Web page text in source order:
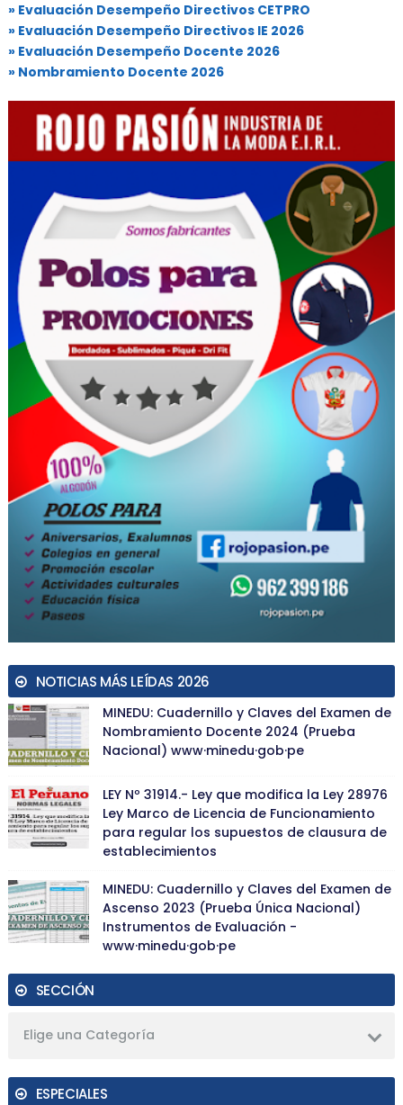
» Evaluación Desempeño Directivos CETPRO
» Evaluación Desempeño Directivos IE 2026
» Evaluación Desempeño Docente 2026
» Nombramiento Docente 2026
NOTICIAS MÁS LEÍDAS 2026
MINEDU: Cuadernillo y Claves del Examen de
Nombramiento Docente 2024 (Prueba
Nacional) www·minedu·gob·pe
LEY Nº 31914.- Ley que modifica la Ley 28976
Ley Marco de Licencia de Funcionamiento
para regular los supuestos de clausura de
establecimientos
MINEDU: Cuadernillo y Claves del Examen de
Ascenso 2023 (Prueba Única Nacional)
Instrumentos de Evaluación -
www·minedu·gob·pe
SECCIÓN
Elige una Categoría
ESPECIALES